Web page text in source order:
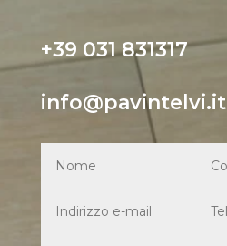
+39 031 831317
info@pavintelvi.it